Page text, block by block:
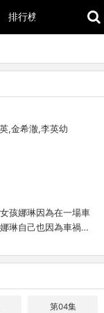
排行榜
,金希澈,李英幼
孩娜琳因為在一場車
琳自己也因為車禍…
第04集